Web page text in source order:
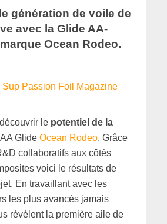
génération de voile de
avec la Glide AA-
Ocean Rodeo.
le potentiel de la
Glide Ocean Rodeo. Grâce
collaboratifs aux côtés
voici le résultats de
En travaillant avec les
les plus avancés jamais
révélent la première aile de